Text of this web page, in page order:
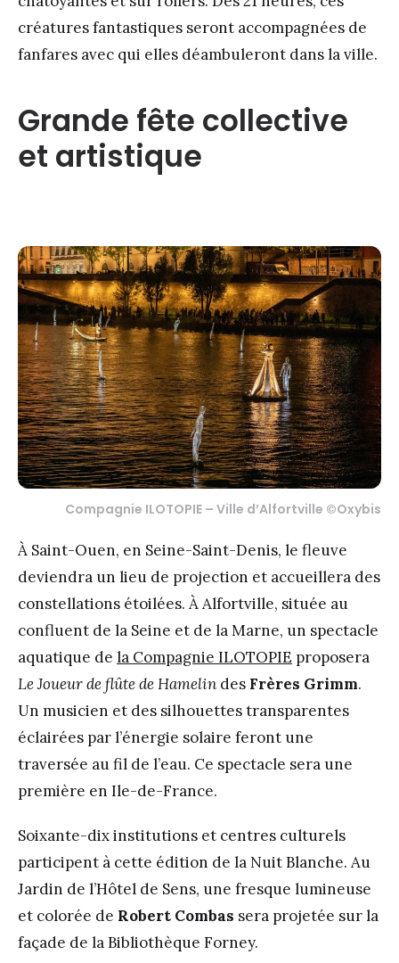
créatures fantastiques seront accompagnées de
fanfares avec qui elles déambuleront dans la ville.
Grande fête collective
et artistique
Compagnie ILOTOPIE – Ville d’Alfortville ©Oxybis
À Saint-Ouen, en Seine-Saint-Denis, le fleuve
deviendra un lieu de projection et accueillera des
constellations étoilées. À Alfortville, située au
confluent de la Seine et de la Marne, un spectacle
aquatique de la Compagnie ILOTOPIE proposera
Le Joueur de flûte de Hamelin des Frères Grimm.
Un musicien et des silhouettes transparentes
éclairées par l’énergie solaire feront une
traversée au fil de l’eau. Ce spectacle sera une
première en Ile-de-France.
Soixante-dix institutions et centres culturels
participent à cette édition de la Nuit Blanche. Au
Jardin de l’Hôtel de Sens, une fresque lumineuse
et colorée de Robert Combas sera projetée sur la
façade de la Bibliothèque Forney.